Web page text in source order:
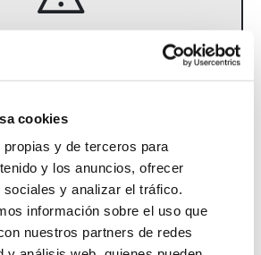
cookies
y de terceros para
y los anuncios, ofrecer
y analizar el tráfico.
información sobre el uso que
nuestros partners de redes
foi bloqueado pelo uso
Para o visualizar deve
cookies obrigatórios